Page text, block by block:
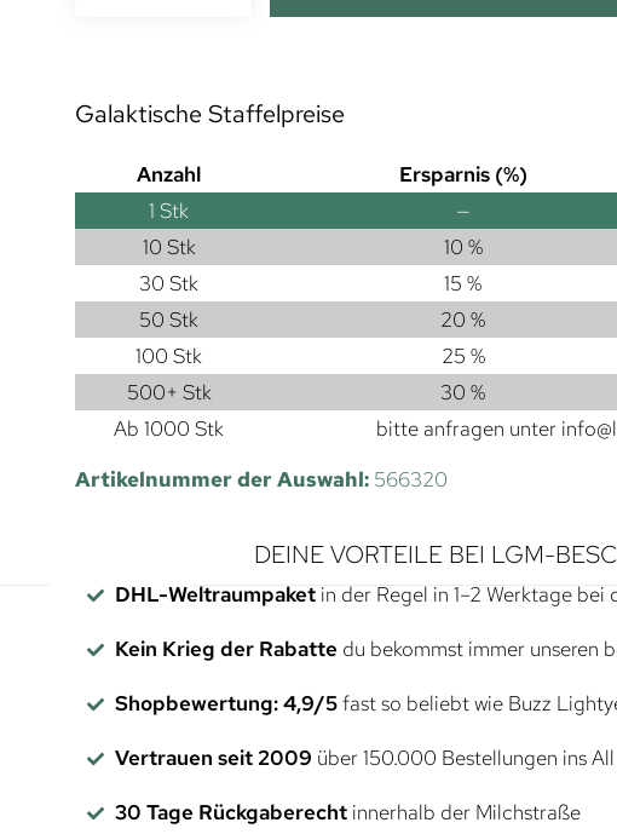
Galaktische Staffelpreise
Anzahl Ersparnis (%)
1 Stk —
10 Stk
10 %
30 Stk
15 %
50 Stk
20 %
100 Stk
25 %
500+ Stk
30 %
Ab 1000 Stk
bitte anfragen unter
Artikelnummer der Auswahl: 566320
DEINE VORTEILE BEI LGM-
DHL-Weltraumpaketin der Regel in 1–2 Werktage bei
Kein Krieg der Rabatte du bekommst immer unseren
Shopbewertung: 4,9/5fast so beliebt wie Buzz
Vertrauen seit 2009 über 150.000 Bestellungen ins
30 Tage Rückgaberechtinnerhalb der Milchstraße